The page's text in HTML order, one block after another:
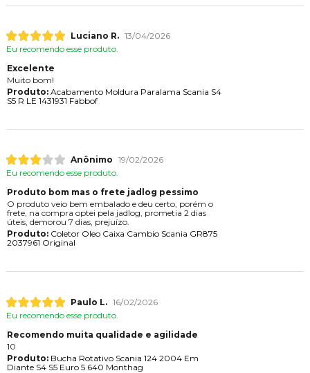
Luciano R. 13/04/2026
Eu recomendo esse produto.
Excelente
Muito bom!
Produto:Acabamento Moldura Paralama Scania S4
S5 R LE 1431931 Fabbof
Anônimo 19/02/2026
Eu recomendo esse produto.
Produto bom mas o frete jadlog pessimo
O produto veio bem embalado e deu certo, porém o
frete, na compra optei pela jadlog, prometia 2 dias
úteis, demorou 7 dias, prejuízo.
Produto:Coletor Oleo Caixa Cambio Scania GR875
2037961 Original
Paulo L. 16/02/2026
Eu recomendo esse produto.
Recomendo muita qualidade e agilidade
10
Produto:Bucha Rotativo Scania 124 2004 Em
Diante S4 S5 Euro 5 640 Monthag